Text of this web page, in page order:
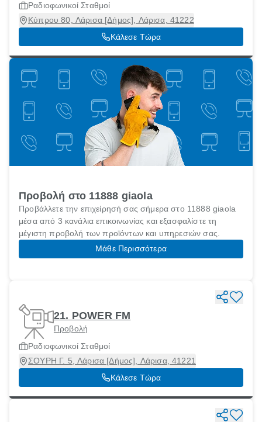
Ραδιοφωνικοί Σταθμοί
Κύπρου 80, Λάρισα [Δήμος], Λάρισα, 41222
Κάλεσε Τώρα
Προβολή στο 11888 giaola
Προβάλλετε την επιχείρησή σας σήμερα στο 11888 giaola
μέσα από 3 κανάλια επικοινωνίας και εξασφαλίστε τη
μέγιστη προβολή των προϊόντων και υπηρεσιών σας.
Μάθε Περισσότερα
21. POWER FM
Προβολή
Ραδιοφωνικοί Σταθμοί
ΣΟΥΡΗ Γ. 5, Λάρισα [Δήμος], Λάρισα, 41221
Κάλεσε Τώρα